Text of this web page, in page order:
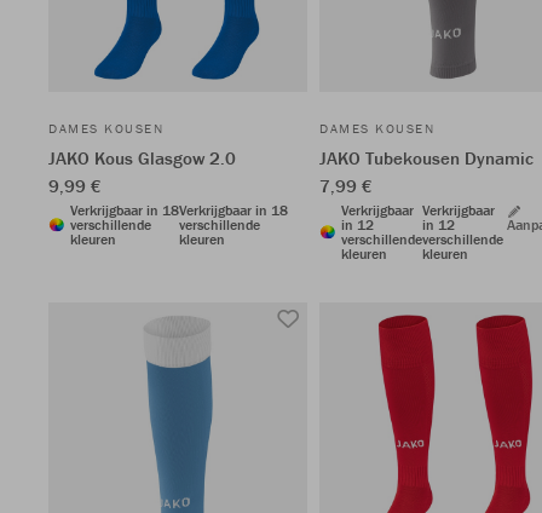
DAMES KOUSEN
JAKO Kous Glasgow 2.0
9,99 €
Verkrijgbaar in 18
verschillende
kleuren
Verkrijgbaar in 18
verschillende
kleuren
DAMES KOUSEN
JAKO Tubekousen Dynamic
7,99 €
Verkrijgbaar
in 12
verschillende
kleuren
Verkrijgbaar
in 12
verschillende
kleuren